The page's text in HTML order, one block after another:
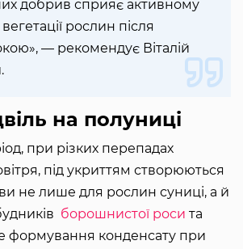
добрив сприяє активному
рослин після
— рекомендує Віталій
на полуниці
при різких перепадах
під укриттям створюються
не лише для рослин суниці, а й
борошнистої роси та
формування конденсату при